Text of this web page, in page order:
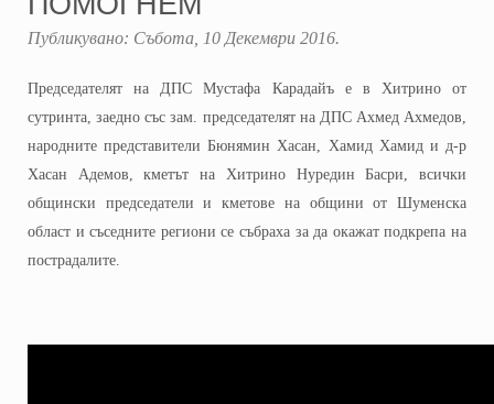
Публикувано: Събота, 10 Декември 2016.
Председателят на ДПС Мустафа Карадайъ е в Хитрино от
сутринта, заедно със зам. председателят на ДПС Ахмед Ахмедов,
народните представители Бюнямин Хасан, Хамид Хамид и д-р
Хасан Адемов, кметът на Хитрино Нуредин Басри, всички
общински председатели и кметове на общини от Шуменска
област и съседните региони се събраха за да окажат подкрепа на
пострадалите.